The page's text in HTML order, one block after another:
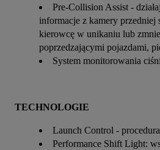
Pre-Collision Assist -
informacje z kamery przedniej
kierowcę w unikaniu lub
poprzedzającymi pojazdami,
System monitorowania
TECHNOLOGIE
Launch Control -
Performance Shift Light: